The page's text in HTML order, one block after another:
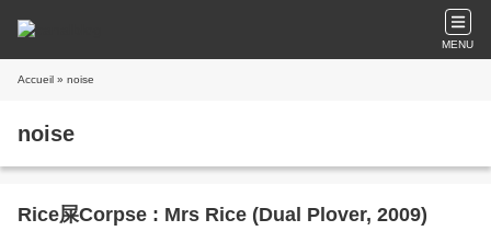
MENU
Accueil » noise
noise
Rice屎Corpse : Mrs Rice (Dual Plover, 2009)